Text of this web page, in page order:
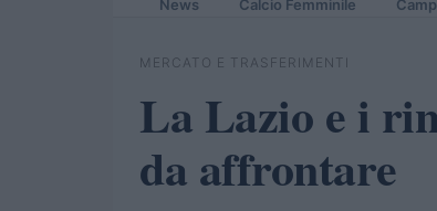
News Calcio Femminile
MERCATO E TRASFERIMENTI
La Lazio e i
da affrontare